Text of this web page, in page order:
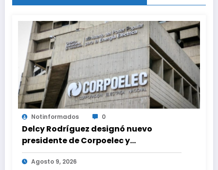
Notinformados 0
Delcy Rodríguez designó nuevo
presidente de Corpoelec y
viceministro eléctrico para ‘la
recuperación del servicio’
Agosto 9, 2026